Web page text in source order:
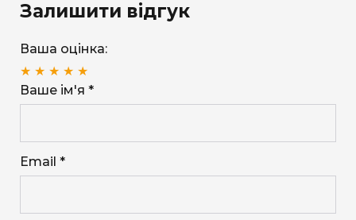
Залишити відгук
Ваша оцінка:
★ ★ ★ ★ ★
Ваше ім'я *
Email *